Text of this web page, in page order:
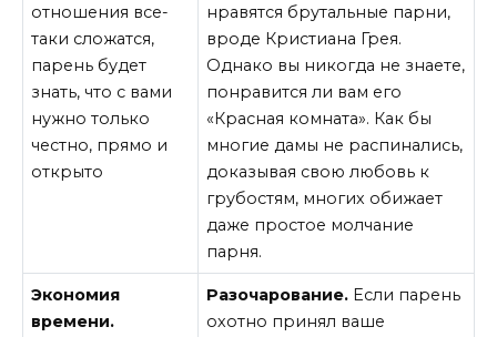
отношения все-
таки сложатся,
парень будет
знать, что с вами
нужно только
честно, прямо и
открыто
нравятся брутальные парни,
вроде Кристиана Грея.
Однако вы никогда не знаете,
понравится ли вам его
«Красная комната». Как бы
многие дамы не распинались,
доказывая свою любовь к
грубостям, многих обижает
даже простое молчание
парня.
Экономия
времени.
Разочарование. Если парень
охотно принял ваше